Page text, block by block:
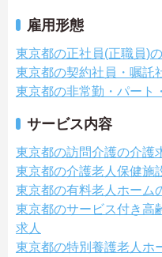
雇用形態
東京都の正社員(正職員)
東京都の契約社員・嘱託
東京都の非常勤・パート
サービス内容
東京都の訪問介護の介護
東京都の介護老人保健施
東京都の有料老人ホーム
東京都のサービス付き高
求人
東京都の特別養護老人ホ